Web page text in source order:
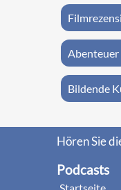
Bildende
Hören Sie
Podcasts
Startseite